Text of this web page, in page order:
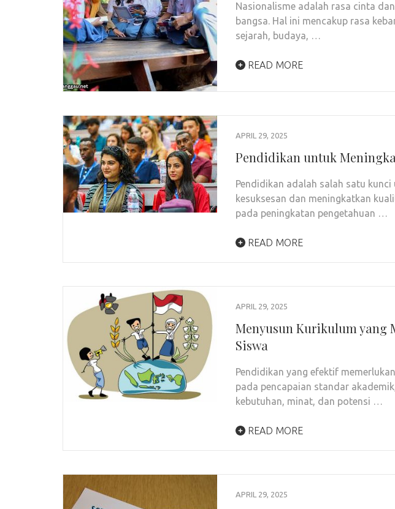
Nasionalisme adalah rasa cinta
bangsa. Hal ini mencakup rasa
sejarah, budaya, …
READ MORE
APRIL 29, 2025
Pendidikan untuk
Pendidikan adalah salah satu
kesuksesan dan meningkatkan
pada peningkatan pengetahuan …
READ MORE
APRIL 29, 2025
Menyusun Kurikulum yang
Siswa
Pendidikan yang efektif
pada pencapaian standar
kebutuhan, minat, dan potensi …
READ MORE
APRIL 29, 2025